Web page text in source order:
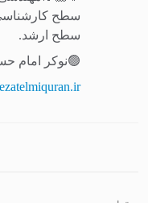
سطح
سطح ارشد.
🟢نوکر امام حسین(ع)🩷 و فدایی